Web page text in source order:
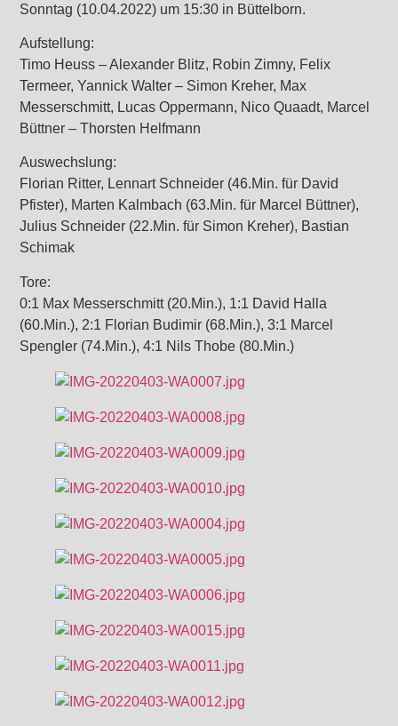
Sonntag (10.04.2022) um 15:30 in Büttelborn.
Aufstellung:
Timo Heuss – Alexander Blitz, Robin Zimny, Felix
Termeer, Yannick Walter – Simon Kreher, Max
Messerschmitt, Lucas Oppermann, Nico Quaadt, Marcel
Büttner – Thorsten Helfmann
Auswechslung:
Florian Ritter, Lennart Schneider (46.Min. für David
Pfister), Marten Kalmbach (63.Min. für Marcel Büttner),
Julius Schneider (22.Min. für Simon Kreher), Bastian
Schimak
Tore:
0:1 Max Messerschmitt (20.Min.), 1:1 David Halla
(60.Min.), 2:1 Florian Budimir (68.Min.), 3:1 Marcel
Spengler (74.Min.), 4:1 Nils Thobe (80.Min.)